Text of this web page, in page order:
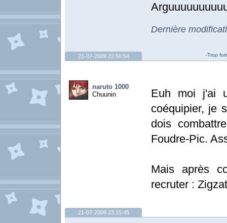
Dernière
-Trop
21-07-2009 22:50:54
naruto 1000
Chuunin
Euh moi j'ai
coéquipier, je
dois
Foudre-Pic.
Mais après
recruter :
21-07-2009 23:15:45